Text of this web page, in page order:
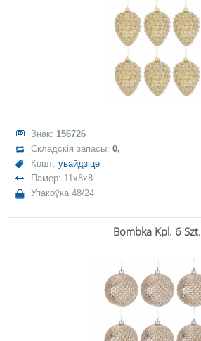
Знак: 156726
Складскія запасы:0,
Кошт:увайдзіце
Памер: 11x8x8
Упакоўка 48/24
Bombka Kpl. 6 Szt.